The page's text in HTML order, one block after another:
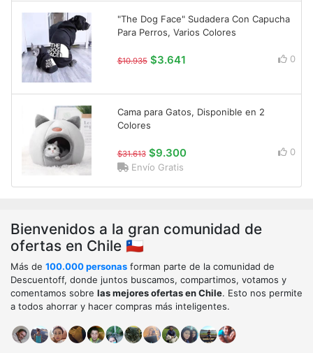
"The Dog Face" Sudadera Con Capucha
Para Perros, Varios Colores
$10.935 $3.641 0
Cama para Gatos, Disponible en 2
Colores
$31.613 $9.300
0
Envío Gratis
Bienvenidos a la gran comunidad de
ofertas en Chile 🇨🇱
Más de 100.000 personas forman parte de la comunidad de
Descuentoff, donde juntos buscamos, compartimos, votamos y
comentamos sobre las mejores ofertas en Chile. Esto nos permite
a todos ahorrar y hacer compras más inteligentes.